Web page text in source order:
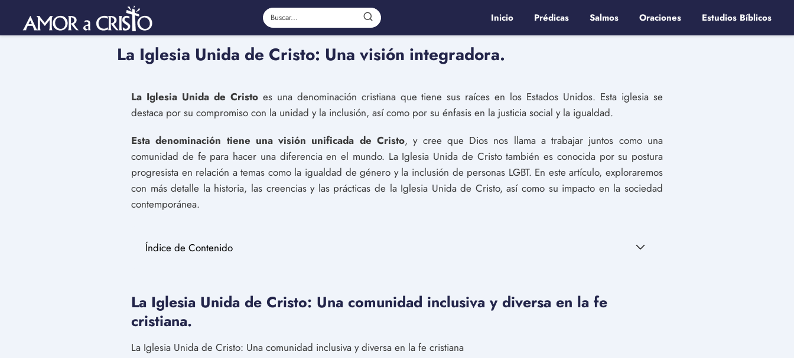
Inicio Prédicas Salmos Oraciones Estudios Bíblicos
La Iglesia Unida de Cristo: Una visión integradora.
La Iglesia Unida de Cristoes una denominación cristiana que tiene sus raíces en los Estados Unidos. Esta iglesia se
destaca por su compromiso con la unidad y la inclusión, así como por su énfasis en la justicia social y la igualdad.
Esta denominación tiene una visión unificada de Cristo, y cree que Dios nos llama a trabajar juntos como una
comunidad de fe para hacer una diferencia en el mundo. La Iglesia Unida de Cristo también es conocida por su postura
progresista en relación a temas como la igualdad de género y la inclusión de personas LGBT. En este artículo, exploraremos
con más detalle la historia, las creencias y las prácticas de la Iglesia Unida de Cristo, así como su impacto en la sociedad
contemporánea.
Índice de Contenido
La Iglesia Unida de Cristo: Una comunidad inclusiva y diversa en la fe
cristiana.
La Iglesia Unida de Cristo: Una comunidad inclusiva y diversa en la fe cristiana